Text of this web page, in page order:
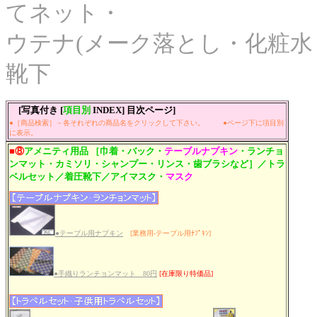
てネット・
ウテナ(メーク落とし・化粧
靴下
[写真付き [項目別 INDEX] 目次ページ]
●［商品検索］－各それぞれの商品名をクリックして下さい。
●ページ下に項目別
に表示。
■⑧アメニティ用品 ［巾着・バック・ テーブルナプキン ・ランチョ
ンマット・カミソリ・シャンプー・リンス・歯ブラシなど］／トラ
ベルセット／着圧靴下／アイマスク・ マスク
●テーブル用ナプキン [業務用-テーブル用ﾅﾌﾟｷﾝ]
●手織りランチョンマット 80円 [在庫限り特価品]